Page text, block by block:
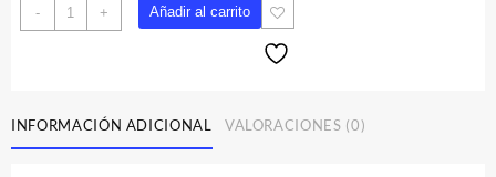
-
DRAGON
BALL:
Edition
PS4/PS5
+ Añadir al carrito
INFORMACIÓN ADICIONAL VALORACIONES (0)